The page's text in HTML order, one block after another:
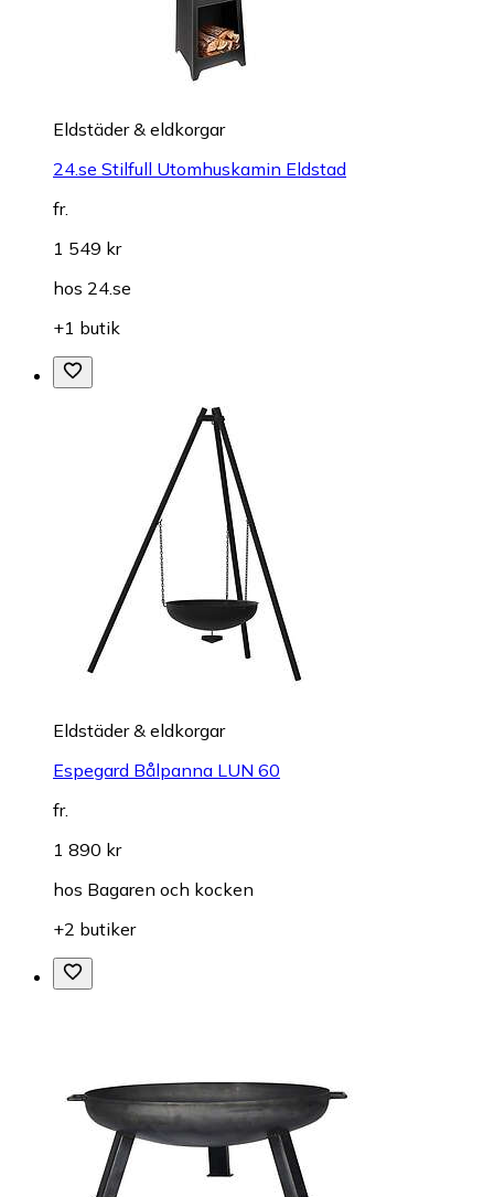
Eldstäder & eldkorgar
24.se Stilfull Utomhuskamin Eldstad
fr.
1 549 kr
hos 24.se
+1 butik
Eldstäder & eldkorgar
Espegard Bålpanna LUN 60
fr.
1 890 kr
hos Bagaren och kocken
+2 butiker